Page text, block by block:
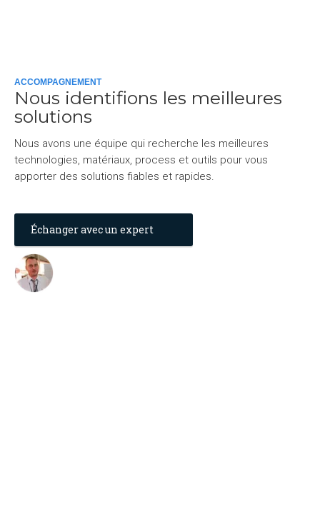
ACCOMPAGNEMENT
Nous identifions les meilleures
solutions
Nous avons une équipe qui recherche les meilleures
technologies, matériaux, process et outils pour vous
apporter des solutions fiables et rapides.
Échanger avec un expert